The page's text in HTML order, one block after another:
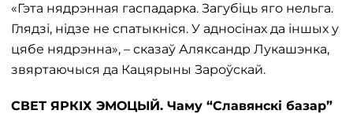
«Гэта нядрэнная гаспадарка. Загубіць яго нельга.
Глядзі, нідзе не спатыкніся. У адносінах да іншых у
цябе нядрэнна», – сказаў Аляксандр Лукашэнка,
звяртаючыся да Кацярыны Зароўскай.
СВЕТ ЯРКІХ ЭМОЦЫЙ. Чаму “Славянскі базар”